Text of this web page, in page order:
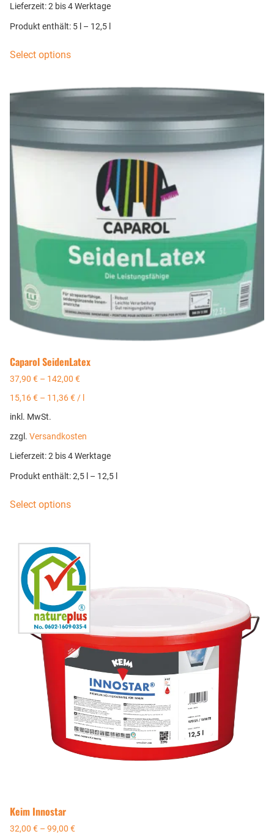
Lieferzeit:2 bis 4 Werktage
Produkt enthält: 5 – 12,5
Select options
Caparol SeidenLatex
37,90 € – 142,00 €
15,16€ – 11,36€ /
inkl. MwSt.
zzgl. Versandkosten
Lieferzeit:2 bis 4 Werktage
Produkt enthält: 2,5 – 12,5
Select options
Keim Innostar
32,00 € – 99,00 €